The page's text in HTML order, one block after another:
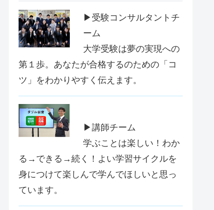
▶受験コンサルタントチ
ーム
大学受験は夢の実現への
第１歩。あなたが合格するのための「コ
ツ」をわかりやすく伝えます。
▶講師チーム
学ぶことは楽しい！わか
る→できる→続く！よい学習サイクルを
身につけて楽しんで学んでほしいと思っ
ています。